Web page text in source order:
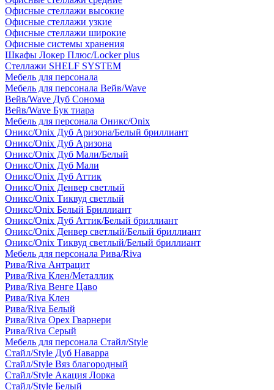
Офисные стеллажи высокие
Офисные стеллажи узкие
Офисные стеллажи широкие
Офисные системы хранения
Шкафы Локер Плюс/Locker plus
Стеллажи SHELF SYSTEM
Мебель для персонала
Мебель для персонала Вейв/Wave
Вейв/Wave Дуб Сонома
Вейв/Wave Бук тиара
Мебель для персонала Оникс/Onix
Оникс/Onix Дуб Аризона/Белый бриллиант
Оникс/Onix Дуб Аризона
Оникс/Onix Дуб Мали/Белый
Оникс/Onix Дуб Мали
Оникс/Onix Дуб Аттик
Оникс/Onix Денвер светлый
Оникс/Onix Тиквуд светлый
Оникс/Onix Белый Бриллиант
Оникс/Onix Дуб Аттик/Белый бриллиант
Оникс/Onix Денвер светлый/Белый бриллиант
Оникс/Onix Тиквуд светлый/Белый бриллиант
Мебель для персонала Рива/Riva
Рива/Riva Антрацит
Рива/Riva Клен/Металлик
Рива/Riva Венге Цаво
Рива/Riva Клен
Рива/Riva Белый
Рива/Riva Орех Гварнери
Рива/Riva Серый
Мебель для персонала Стайл/Style
Стайл/Style Дуб Наварра
Стайл/Style Вяз благородный
Стайл/Style Акация Лорка
Стайл/Style Белый